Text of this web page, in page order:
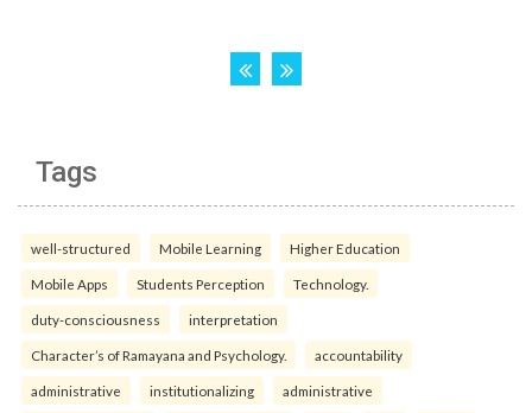
Tags
well-structured Mobile Learning Higher Education
Mobile Apps Students Perception Technology.
duty-consciousness interpretation
Character’s of Ramayana and Psychology. accountability
administrative institutionalizing administrative